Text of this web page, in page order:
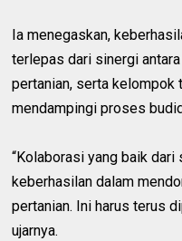
Ia menegaskan,
terlepas dari sinergi
pertanian, serta kelompok
mendampingi proses
“Kolaborasi yang baik
keberhasilan dalam
pertanian. Ini harus terus
ujarnya.